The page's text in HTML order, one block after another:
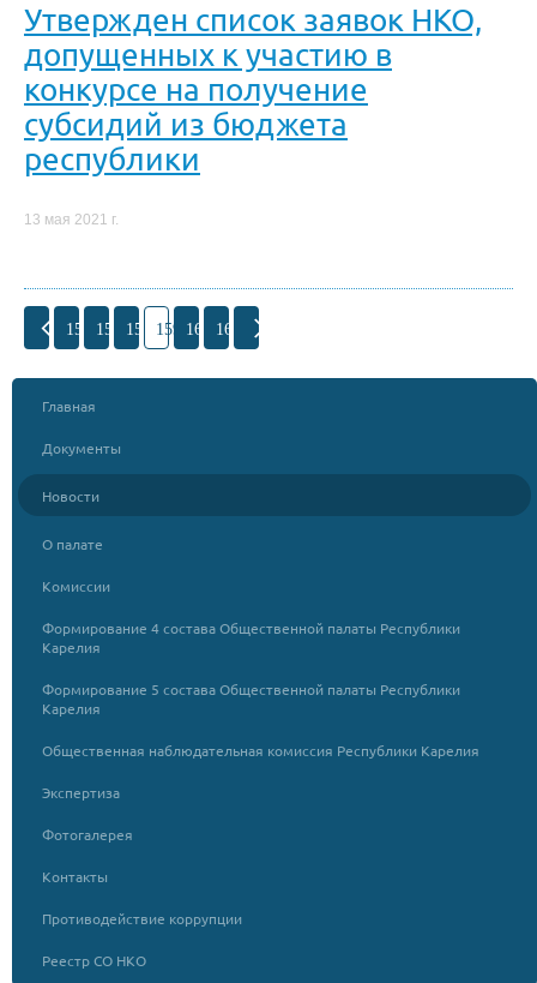
Утвержден список заявок НКО,
допущенных к участию в
конкурсе на получение
субсидий из бюджета
республики
13 мая 2021 г.
156 157 158 159 160 161
Главная
Документы
Новости
О палате
Комиссии
Формирование 4 состава Общественной палаты Республики
Карелия
Формирование 5 состава Общественной палаты Республики
Карелия
Общественная наблюдательная комиссия Республики Карелия
Экспертиза
Фотогалерея
Контакты
Противодействие коррупции
Реестр СО НКО